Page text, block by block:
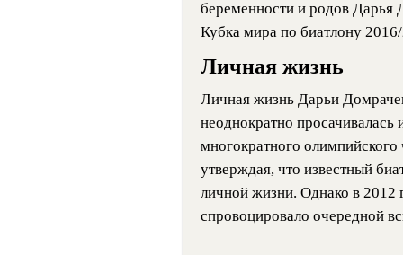
беременности и родов Дарья
Кубка мира по биатлону
Личная жизнь
Личная жизнь Дарьи
неоднократно
многократного
утверждая, что известный
личной жизни. Однако в 2012
спровоцировало очередной